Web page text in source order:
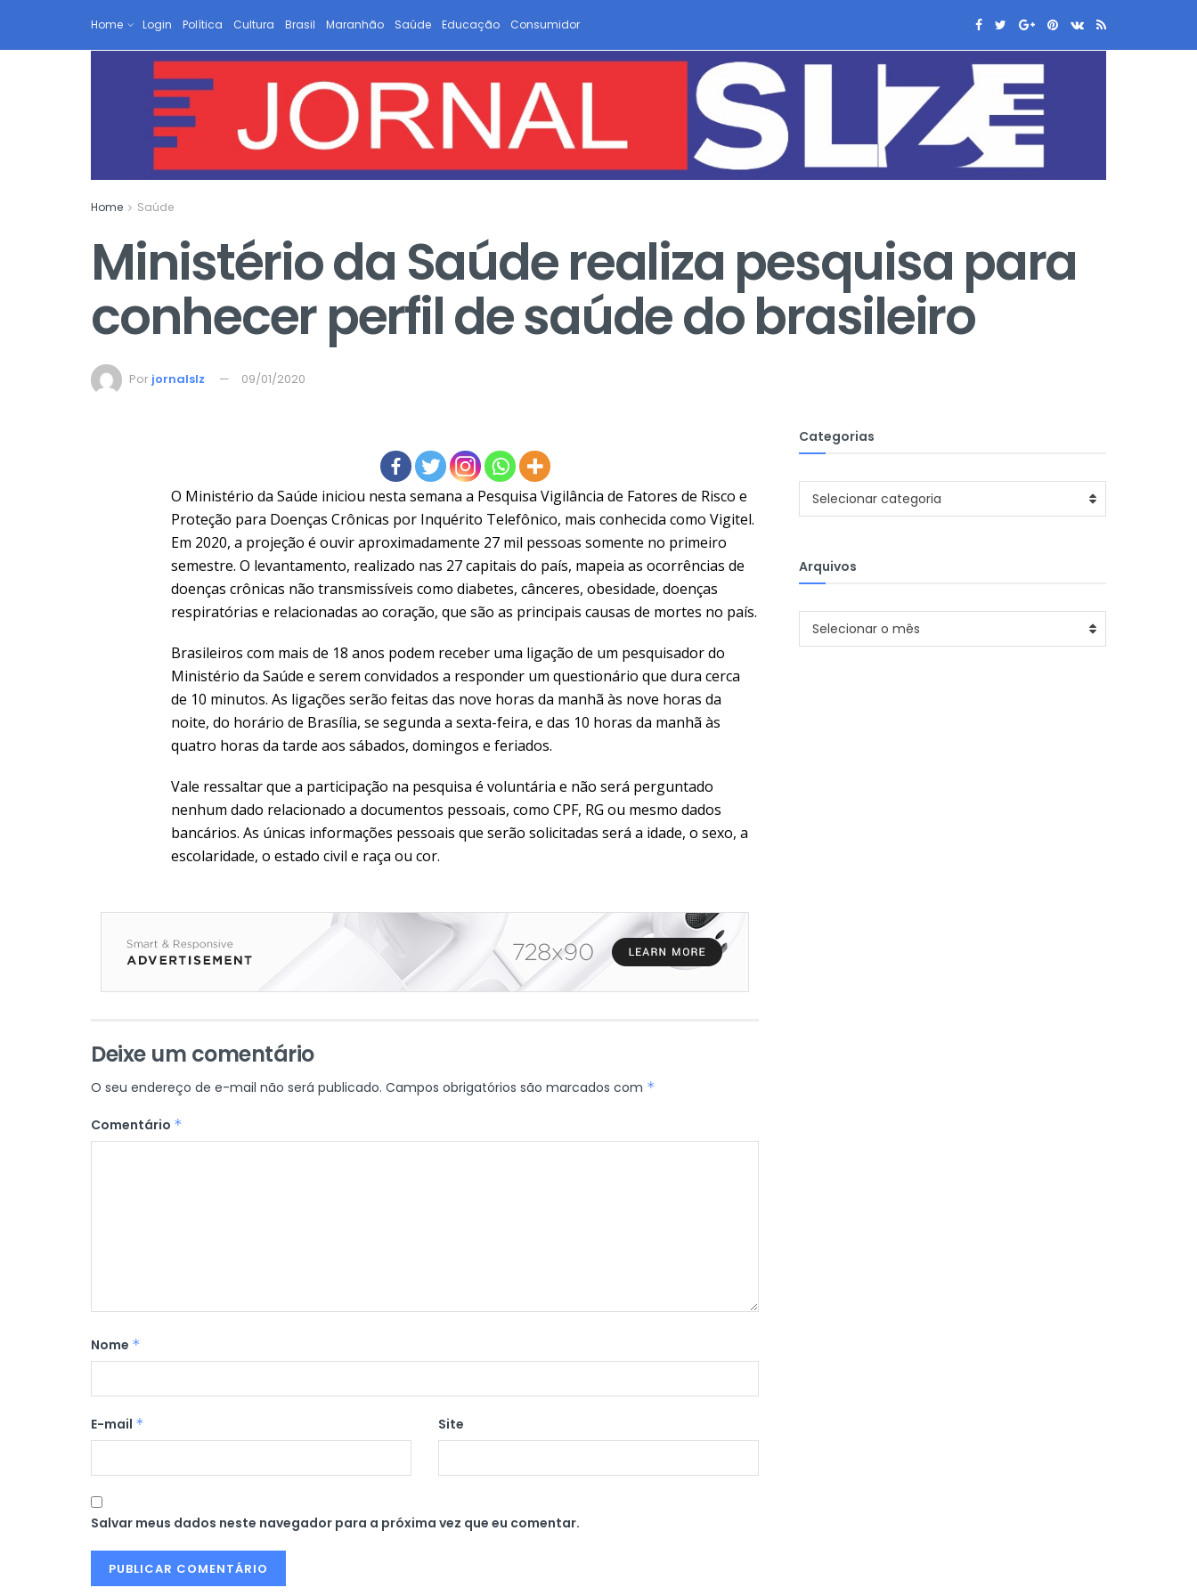
Home Login Política Cultura Brasil Maranhão Saúde Educação Consumidor
Home Saúde
Ministério da Saúde realiza pesquisa para
conhecer perfil de saúde do brasileiro
Por jornalslz 09/01/2020
O Ministério da Saúde iniciou nesta semana a Pesquisa Vigilância de Fatores de Risco e
Proteção para Doenças Crônicas por Inquérito Telefônico, mais conhecida como Vigitel.
Em 2020, a projeção é ouvir aproximadamente 27 mil pessoas somente no primeiro
semestre. O levantamento, realizado nas 27 capitais do país, mapeia as ocorrências de
doenças crônicas não transmissíveis como diabetes, cânceres, obesidade, doenças
respiratórias e relacionadas ao coração, que são as principais causas de mortes no país.
Brasileiros com mais de 18 anos podem receber uma ligação de um pesquisador do
Ministério da Saúde e serem convidados a responder um questionário que dura cerca
de 10 minutos. As ligações serão feitas das nove horas da manhã às nove horas da
noite, do horário de Brasília, se segunda a sexta-feira, e das 10 horas da manhã às
quatro horas da tarde aos sábados, domingos e feriados.
Vale ressaltar que a participação na pesquisa é voluntária e não será perguntado
nenhum dado relacionado a documentos pessoais, como CPF, RG ou mesmo dados
bancários. As únicas informações pessoais que serão solicitadas será a idade, o sexo, a
escolaridade, o estado civil e raça ou cor.
Deixe um comentário
O seu endereço de e-mail não será publicado. Campos obrigatórios são marcados com *
Comentário *
Nome *
E-mail * Site
Salvar meus dados neste navegador para a próxima vez que eu comentar.
Categorias
Categorias
Selecionar categoria
Arquivos
Arquivos
Selecionar o mês